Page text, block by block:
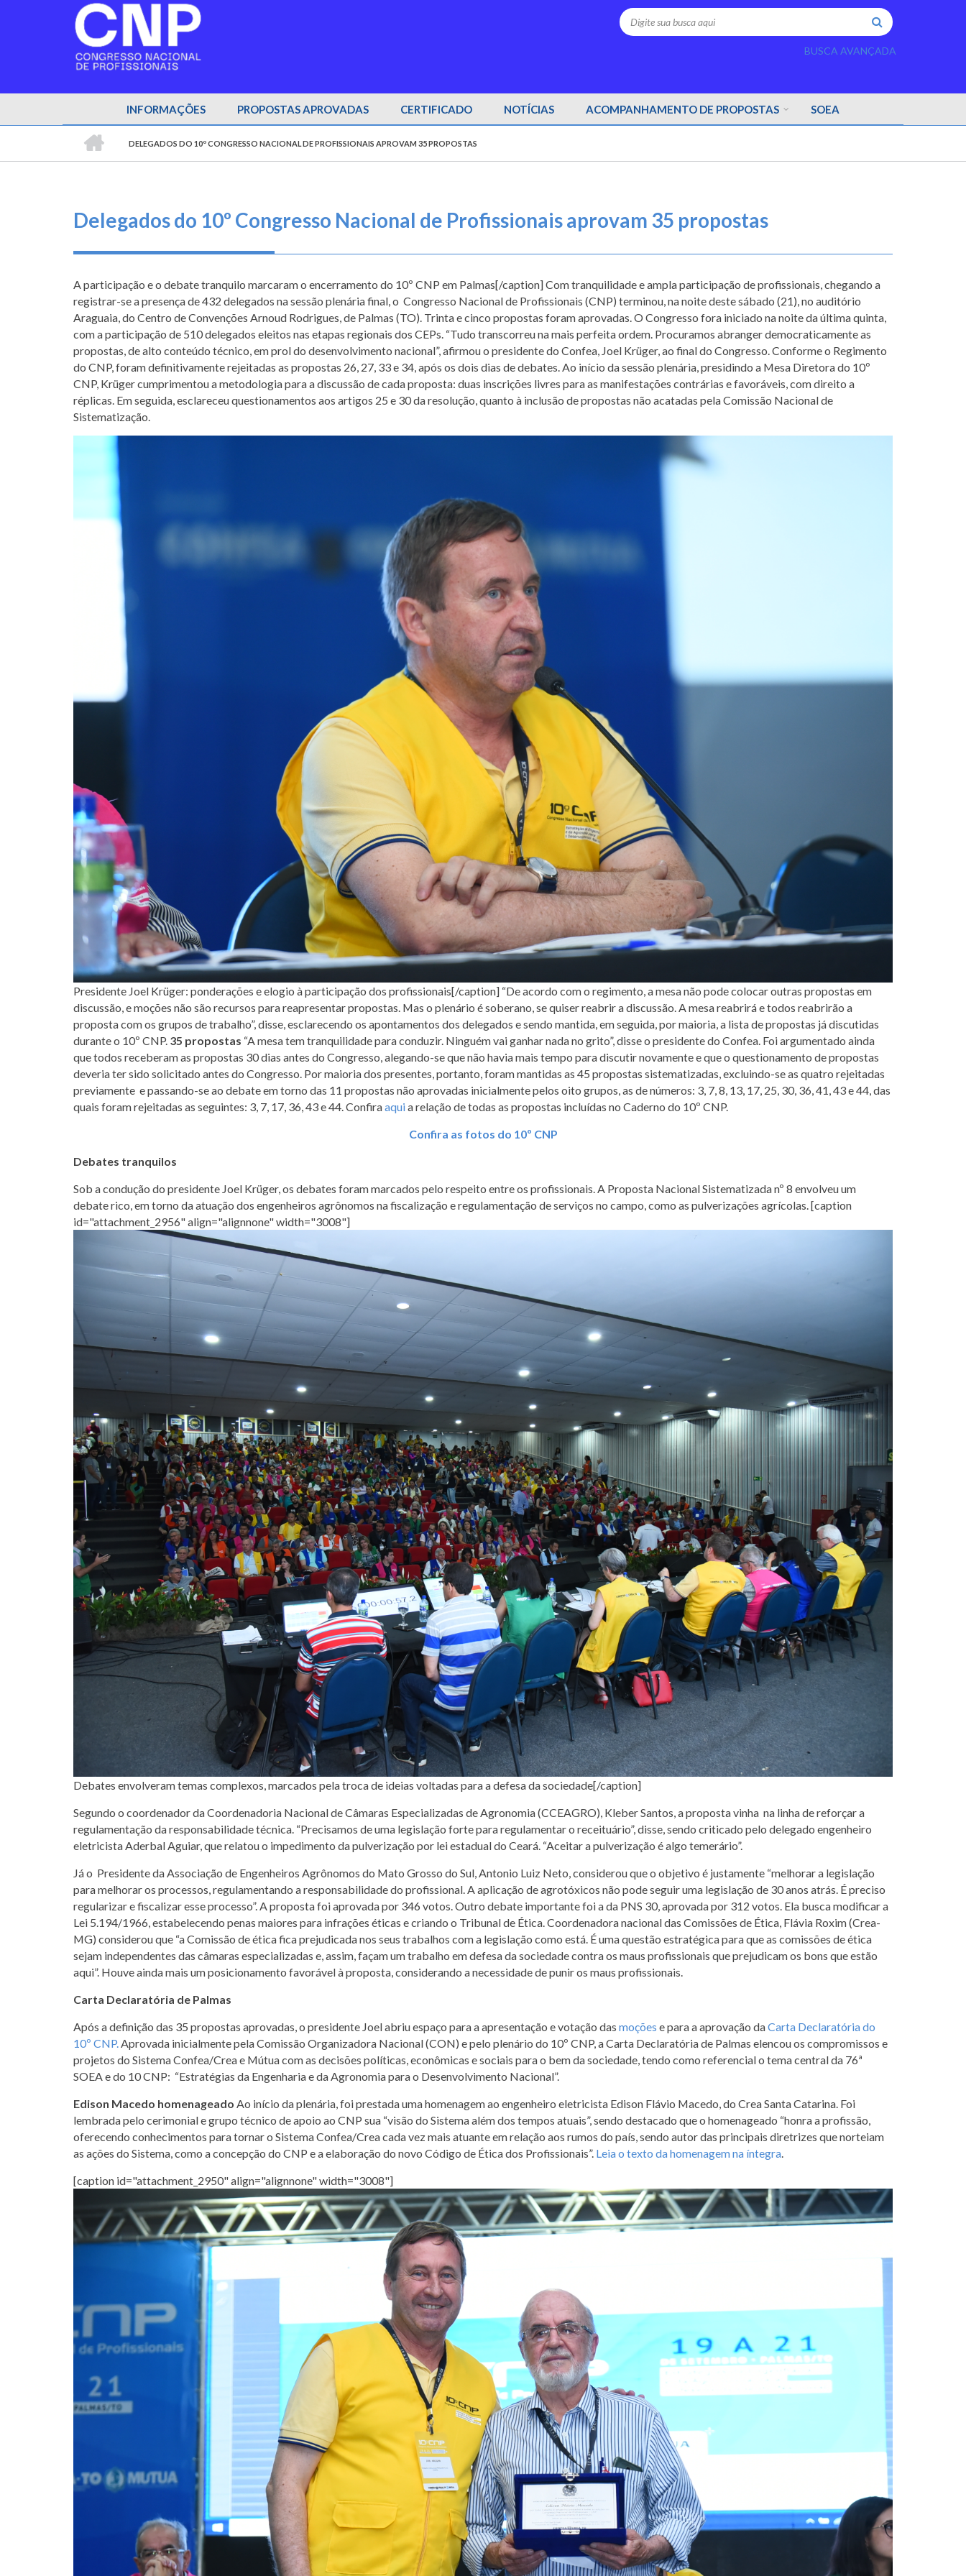
Search
BUSCA AVANÇADA
INFORMAÇÕES PROPOSTAS APROVADAS CERTIFICADO NOTÍCIAS ACOMPANHAMENTO DE PROPOSTAS SOEA
TRILHA
NAVEGAÇÃO
DELEGADOS DO 10º CONGRESSO NACIONAL DE PROFISSIONAIS APROVAM 35 PROPOSTAS
Delegados do 10º Congresso Nacional de Profissionais aprovam 35 propostas
A participação e o debate tranquilo marcaram o encerramento do 10º CNP em Palmas[/caption] Com tranquilidade e ampla participação de profissionais, chegando a
registrar-se a presença de 432 delegados na sessão plenária final, o Congresso Nacional de Profissionais (CNP) terminou, na noite deste sábado (21), no auditório
Araguaia, do Centro de Convenções Arnoud Rodrigues, de Palmas (TO). Trinta e cinco propostas foram aprovadas. O Congresso fora iniciado na noite da última quinta,
com a participação de 510 delegados eleitos nas etapas regionais dos CEPs. “Tudo transcorreu na mais perfeita ordem. Procuramos abranger democraticamente as
propostas, de alto conteúdo técnico, em prol do desenvolvimento nacional”, afirmou o presidente do Confea, Joel Krüger, ao final do Congresso. Conforme o Regimento
do CNP, foram definitivamente rejeitadas as propostas 26, 27, 33 e 34, após os dois dias de debates. Ao início da sessão plenária, presidindo a Mesa Diretora do 10º
CNP, Krüger cumprimentou a metodologia para a discussão de cada proposta: duas inscrições livres para as manifestações contrárias e favoráveis, com direito a
réplicas. Em seguida, esclareceu questionamentos aos artigos 25 e 30 da resolução, quanto à inclusão de propostas não acatadas pela Comissão Nacional de
Sistematização.
Presidente Joel Krüger: ponderações e elogio à participação dos profissionais[/caption] “De acordo com o regimento, a mesa não pode colocar outras propostas em
discussão, e moções não são recursos para reapresentar propostas. Mas o plenário é soberano, se quiser reabrir a discussão. A mesa reabrirá e todos reabrirão a
proposta com os grupos de trabalho”, disse, esclarecendo os apontamentos dos delegados e sendo mantida, em seguida, por maioria, a lista de propostas já discutidas
durante o 10º CNP. 35 propostas “A mesa tem tranquilidade para conduzir. Ninguém vai ganhar nada no grito”, disse o presidente do Confea. Foi argumentado ainda
que todos receberam as propostas 30 dias antes do Congresso, alegando-se que não havia mais tempo para discutir novamente e que o questionamento de propostas
deveria ter sido solicitado antes do Congresso. Por maioria dos presentes, portanto, foram mantidas as 45 propostas sistematizadas, excluindo-se as quatro rejeitadas
previamente e passando-se ao debate em torno das 11 propostas não aprovadas inicialmente pelos oito grupos, as de números: 3, 7, 8, 13, 17, 25, 30, 36, 41, 43 e 44, das
quais foram rejeitadas as seguintes: 3, 7, 17, 36, 43 e 44. Confiraaquia relação de todas as propostas incluídas no Caderno do 10º CNP.
Confira as fotos do 10º CNP
Debates tranquilos
Sob a condução do presidente Joel Krüger, os debates foram marcados pelo respeito entre os profissionais. A Proposta Nacional Sistematizada nº 8 envolveu um
debate rico, em torno da atuação dos engenheiros agrônomos na fiscalização e regulamentação de serviços no campo, como as pulverizações agrícolas. [caption
id="attachment_2956" align="alignnone" width="3008"]
Debates envolveram temas complexos, marcados pela troca de ideias voltadas para a defesa da sociedade[/caption]
Segundo o coordenador da Coordenadoria Nacional de Câmaras Especializadas de Agronomia (CCEAGRO), Kleber Santos, a proposta vinha na linha de reforçar a
regulamentação da responsabilidade técnica. “Precisamos de uma legislação forte para regulamentar o receituário”, disse, sendo criticado pelo delegado engenheiro
eletricista Aderbal Aguiar, que relatou o impedimento da pulverização por lei estadual do Ceará. “Aceitar a pulverização é algo temerário”.
Já o Presidente da Associação de Engenheiros Agrônomos do Mato Grosso do Sul, Antonio Luiz Neto, considerou que o objetivo é justamente “melhorar a legislação
para melhorar os processos, regulamentando a responsabilidade do profissional. A aplicação de agrotóxicos não pode seguir uma legislação de 30 anos atrás. É preciso
regularizar e fiscalizar esse processo”. A proposta foi aprovada por 346 votos. Outro debate importante foi a da PNS 30, aprovada por 312 votos. Ela busca modificar a
Lei 5.194/1966, estabelecendo penas maiores para infrações éticas e criando o Tribunal de Ética. Coordenadora nacional das Comissões de Ética, Flávia Roxim (Crea-
MG) considerou que “a Comissão de ética fica prejudicada nos seus trabalhos com a legislação como está. É uma questão estratégica para que as comissões de ética
sejam independentes das câmaras especializadas e, assim, façam um trabalho em defesa da sociedade contra os maus profissionais que prejudicam os bons que estão
aqui”. Houve ainda mais um posicionamento favorável à proposta, considerando a necessidade de punir os maus profissionais.
Carta Declaratória de Palmas
Após a definição das 35 propostas aprovadas, o presidente Joel abriu espaço para a apresentação e votação das moções e para a aprovação daCarta Declaratória do
10º CNP.Aprovada inicialmente pela Comissão Organizadora Nacional (CON) e pelo plenário do 10º CNP, a Carta Declaratória de Palmas elencou os compromissos e
projetos do Sistema Confea/Crea e Mútua com as decisões políticas, econômicas e sociais para o bem da sociedade, tendo como referencial o tema central da 76ª
SOEA e do 10 CNP: “Estratégias da Engenharia e da Agronomia para o Desenvolvimento Nacional”.
Edison Macedo homenageado Ao início da plenária, foi prestada uma homenagem ao engenheiro eletricista Edison Flávio Macedo, do Crea Santa Catarina. Foi
lembrada pelo cerimonial e grupo técnico de apoio ao CNP sua “visão do Sistema além dos tempos atuais”, sendo destacado que o homenageado “honra a profissão,
oferecendo conhecimentos para tornar o Sistema Confea/Crea cada vez mais atuante em relação aos rumos do país, sendo autor das principais diretrizes que norteiam
as ações do Sistema, como a concepção do CNP e a elaboração do novo Código de Ética dos Profissionais”. Leia o texto da homenagem na íntegra.
[caption id="attachment_2950" align="alignnone" width="3008"]